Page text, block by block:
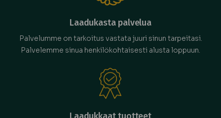
Laadukasta palvelua
Palvelumme on tarkoitus vastata juuri sinun tarpeitasi.
Palvelemme sinua henkilökohtaisesti alusta loppuun.